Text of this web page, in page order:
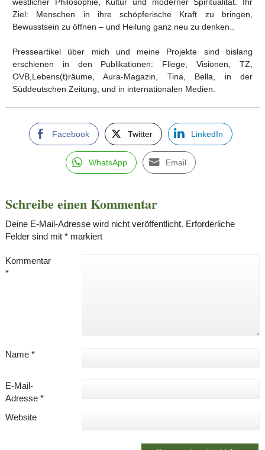
Ziel: Menschen in ihre schöpferische Kraft zu bringen,
Bewusstsein zu öffnen – und Heilung ganz neu zu denken..
Presseartikel über mich und meine Projekte sind bislang
erschienen in den Publikationen: Fliege, Visionen, TZ,
OVB,Lebens(t)räume, Aura-Magazin, Tina, Bella, in der
Süddeutschen Zeitung, und in internationalen Medien.
Facebook Twitter LinkedIn
WhatsApp Email
Schreibe einen Kommentar
Deine E-Mail-Adresse wird nicht veröffentlicht. Erforderliche
Felder sind mit *markiert
Kommentar
*
Name *
E-Mail-
Adresse *
Website